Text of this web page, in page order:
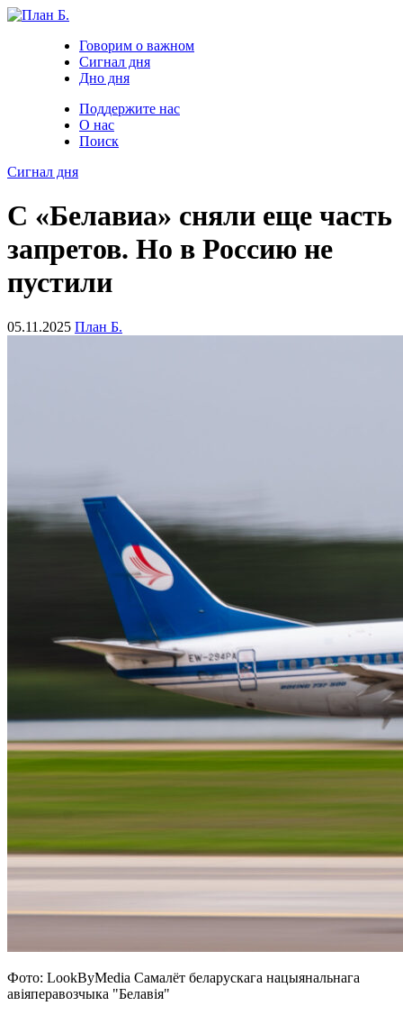
Говорим о важном
Сигнал дня
Дно дня
Поддержите нас
О нас
Поиск
Сигнал дня
С «Белавиа» сняли еще часть
запретов. Но в Россию не
пустили
05.11.2025 План Б.
Фото: LookByMedia Cамалёт беларускага нацыянальнага
авіяперавозчыка "Белавія"